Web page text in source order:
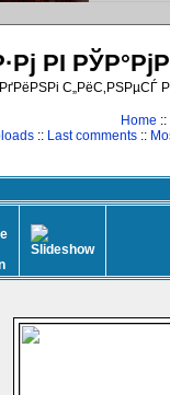
РІ
С„РёС‚РЅРµСЃ
Home ::
:: Last comments ::